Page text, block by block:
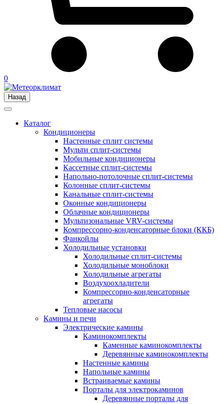
0
Назад
Каталог
Кондиционеры
Настенные сплит системы
Мульти сплит-системы
Мобильные кондиционеры
Кассетные сплит-системы
Напольно-потолочные сплит-системы
Колонные сплит-системы
Канальные сплит-системы
Оконные кондиционеры
Облачные кондиционеры
Мультизональные VRV-системы
Компрессорно-конденсаторные блоки (ККБ)
Фанкойлы
Холодильные установки
Холодильные сплит-системы
Холодильные моноблоки
Холодильные агрегаты
Воздухоохладители
Компрессорно-конденсаторные
агрегаты
Тепловые насосы
Камины и печи
Электрические камины
Каминокомплекты
Каменные каминокомплекты
Деревянные каминокомплекты
Настенные камины
Напольные камины
Встраиваемые камины
Порталы для электрокаминов
Деревянные порталы для